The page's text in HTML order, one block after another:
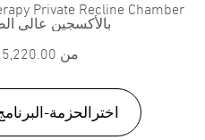
بالأكسجين عالي
من 5,220.00
اخترالحزمة-